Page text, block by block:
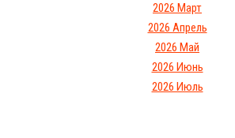
2026 Март
2026 Апрель
2026 Май
2026 Июнь
2026 Июль